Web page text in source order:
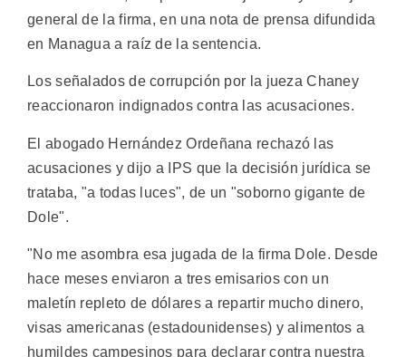
general de la firma, en una nota de prensa difundida
en Managua a raíz de la sentencia.
Los señalados de corrupción por la jueza Chaney
reaccionaron indignados contra las acusaciones.
El abogado Hernández Ordeñana rechazó las
acusaciones y dijo a IPS que la decisión jurídica se
trataba, "a todas luces", de un "soborno gigante de
Dole".
"No me asombra esa jugada de la firma Dole. Desde
hace meses enviaron a tres emisarios con un
maletín repleto de dólares a repartir mucho dinero,
visas americanas (estadounidenses) y alimentos a
humildes campesinos para declarar contra nuestra